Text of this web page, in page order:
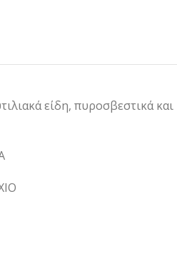
είδη, πυροσβεστικά και